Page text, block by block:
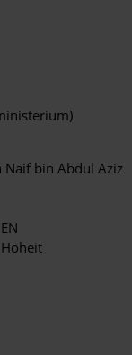
Naif bin Abdul Aziz